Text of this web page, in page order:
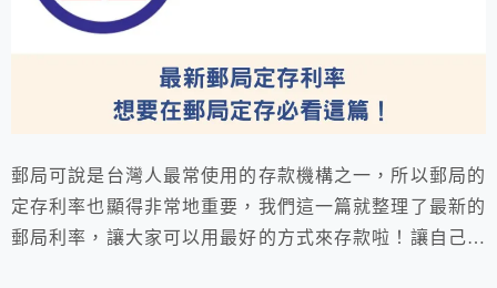
郵局可說是台灣人最常使用的存款機構之一，所以郵局的
定存利率也顯得非常地重要，我們這一篇就整理了最新的
郵局利率，讓大家可以用最好的方式來存款啦！讓自己的